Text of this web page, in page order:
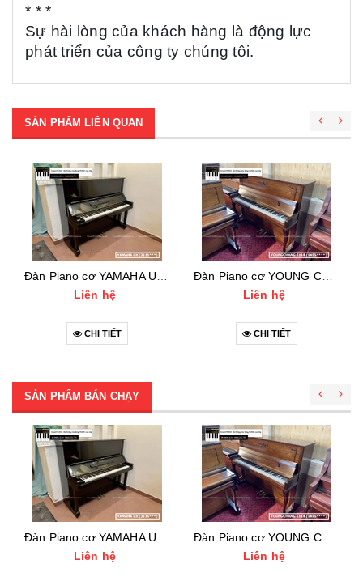
* * *
Sự hài lòng của khách hàng là động lực
phát triển của công ty chúng tôi.
SẢN PHẨM LIÊN QUAN
Liên hệ
CHI TIẾT
Đàn Piano cơ YOUNG CHANG E118 (1455***)
Liên hệ
CHI TIẾT
SẢN PHẨM BÁN CHẠY
Liên hệ
Đàn Piano cơ YOUNG CHANG E118 (1455***)
Liên hệ